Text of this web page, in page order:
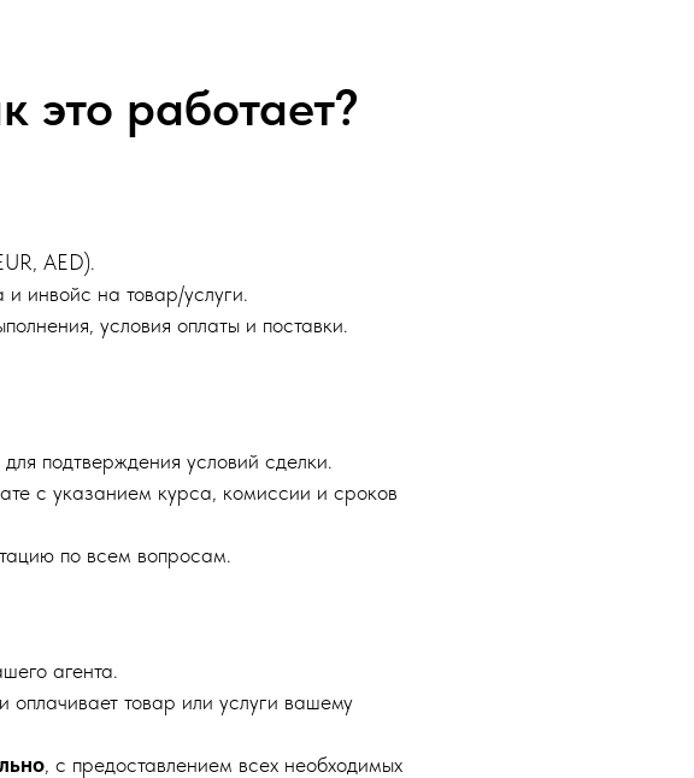
это работает?
AED).
и инвойс на товар/услуги.
условия оплаты и поставки.
подтверждения условий сделки.
с указанием курса, комиссии и сроков
по всем вопросам.
агента.
оплачивает товар или услуги вашему
, с предоставлением всех необходимых